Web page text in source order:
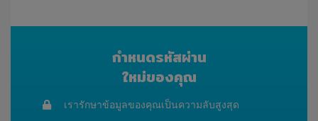
กำหนดรหัสผ่าน
ใหม่ของคุณ
เรารักษาข้อมูลของคุณเป็นความลับสูงสุด